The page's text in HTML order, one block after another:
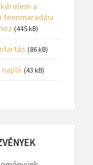
a
fennmaradási
(445 kB)
(86 kB)
(43 kB)